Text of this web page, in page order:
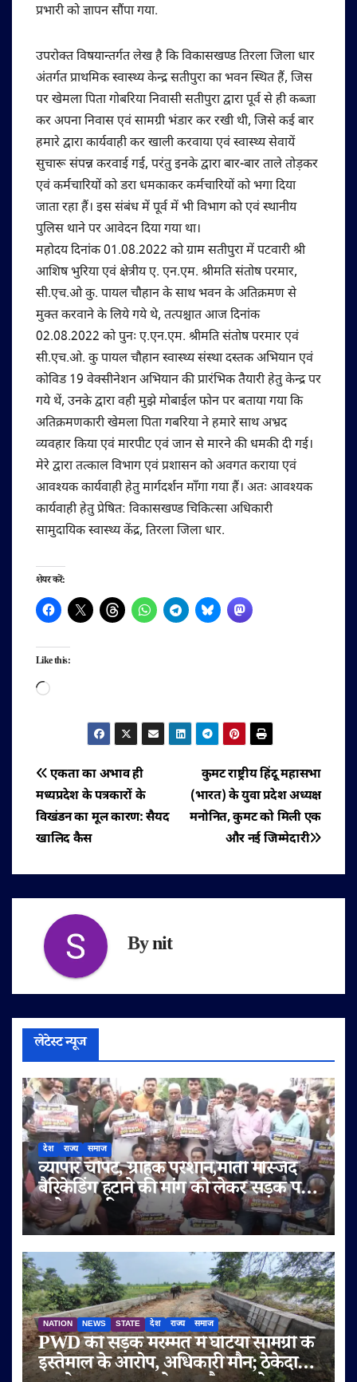
प्रभारी को ज्ञापन सौंपा गया.
उपरोक्त विषयान्तर्गत लेख है कि विकासखण्ड तिरला जिला धार
अंतर्गत प्राथमिक स्वास्थ्य केन्द्र सतीपुरा का भवन स्थित हैं, जिस
पर खेमला पिता गोबरिया निवासी सतीपुरा द्वारा पूर्व से ही कब्जा
कर अपना निवास एवं सामग्री भंडार कर रखी थी, जिसे कई बार
हमारे द्वारा कार्यवाही कर खाली करवाया एवं स्वास्थ्य सेवायें
सुचारू संपन्न करवाई गई, परंतु इनके द्वारा बार-बार ताले तोड़कर
एवं कर्मचारियों को डरा धमकाकर कर्मचारियों को भगा दिया
जाता रहा हैं। इस संबंध में पूर्व में भी विभाग को एवं स्थानीय
पुलिस थाने पर आवेदन दिया गया था।
महोदय दिनांक 01.08.2022 को ग्राम सतीपुरा में पटवारी श्री
आशिष भुरिया एवं क्षेत्रीय ए. एन.एम. श्रीमति संतोष परमार,
सी.एच.ओ कु. पायल चौहान के साथ भवन के अतिक्रमण से
मुक्त करवाने के लिये गये थे, तत्पश्चात आज दिनांक
02.08.2022 को पुनः ए.एन.एम. श्रीमति संतोष परमार एवं
सी.एच.ओ. कु पायल चौहान स्वास्थ्य संस्था दस्तक अभियान एवं
कोविड 19 वेक्सीनेशन अभियान की प्रारंभिक तैयारी हेतु केन्द्र पर
गये थें, उनके द्वारा वही मुझे मोबाईल फोन पर बताया गया कि
अतिक्रमणकारी खेमला पिता गबरिया ने हमारे साथ अभ्रद
व्यवहार किया एवं मारपीट एवं जान से मारने की धमकी दी गई।
मेरे द्वारा तत्काल विभाग एवं प्रशासन को अवगत कराया एवं
आवश्यक कार्यवाही हेतु मार्गदर्शन माँगा गया हैं। अतः आवश्यक
कार्यवाही हेतु प्रेषित: विकासखण्ड चिकित्सा अधिकारी
सामुदायिक स्वास्थ्य केंद्र, तिरला जिला धार.
शेयर करें:
Like this:
Loading…
पोस्ट
नेविगेशन
कुमट राष्ट्रीय हिंदू महासभा
(भारत) के युवा प्रदेश अध्यक्ष
मनोनित, कुमट को मिली एक
और नई जिम्मेदारी
एकता का अभाव ही
मध्यप्रदेश के पत्रकारों के
विखंडन का मूल कारण: सैयद
खालिद कैस
Bynit
लेटेस्ट न्यूज
देश राज्य समाज
व्यापार चौपट, ग्राहक परेशान,मोती मस्जिद
बैरिकेडिंग हटाने की मांग को लेकर सड़क पर
उतरे व्यापारी
NATION NEWS STATE देश राज्य समाज
PWD की सड़क मरम्मत में घटिया सामग्री के
इस्तेमाल के आरोप, अधिकारी मौन; ठेकेदार